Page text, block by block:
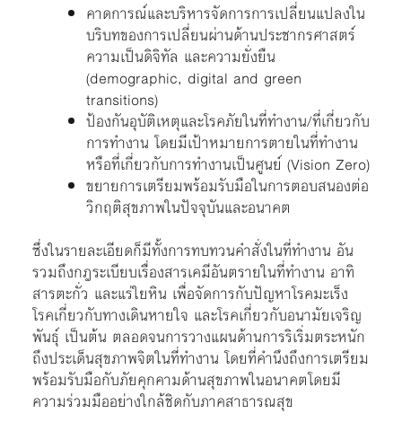
คาดการณ์และบริหารจัดการการเปลี่ยนแปลงใน
บริบทของการเปลี่ยนผ่านด้านประชากรศาสตร์
ความเป็นดิจิทัล และความยั่งยืน
(demographic, digital and green
transitions)
ป้องกันอุบัติเหตุและโรคภัยในที่ทำงาน/ที่เกี่ยวกับ
การทำงาน โดยมีเป้าหมายการตายในที่ทำงาน
หรือที่เกี่ยวกับการทำงานเป็นศูนย์ (Vision Zero)
ขยายการเตรียมพร้อมรับมือในการตอบสนองต่อ
วิกฤติสุขภาพในปัจจุบันและอนาคต
ซึ่งในรายละเอียดก็มีทั้งการทบทวนคำสั่งในที่ทำงาน อัน
รวมถึงกฎระเบียบเรื่องสารเคมีอันตรายในที่ทำงาน อาทิ
สารตะกั่ว และแร่ใยหิน เพื่อจัดการกับปัญหาโรคมะเร็ง
โรคเกี่ยวกับทางเดินหายใจ และโรคเกี่ยวกับอนามัยเจริญ
พันธุ์ เป็นต้น ตลอดจนการวางแผนด้านการริเริ่มตระหนัก
ถึงประเด็นสุขภาพจิตในที่ทำงาน โดยที่คำนึงถึงการเตรียม
พร้อมรับมือกับภัยคุกคามด้านสุขภาพในอนาคตโดยมี
ความร่วมมืออย่างใกล้ชิดกับภาคสาธารณสุข